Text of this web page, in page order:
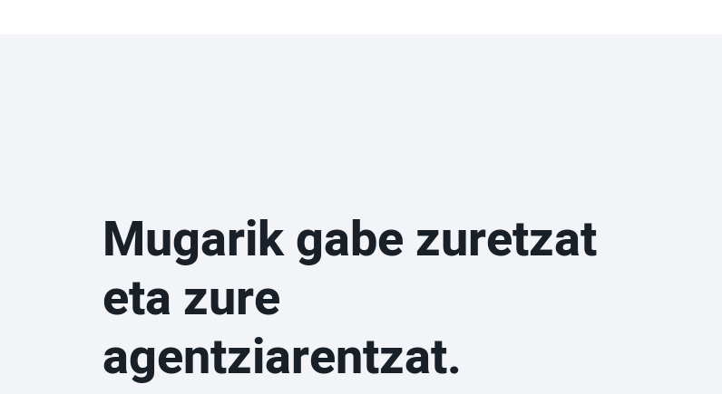
Mugarik gabe zuretzat
eta zure
agentziarentzat.